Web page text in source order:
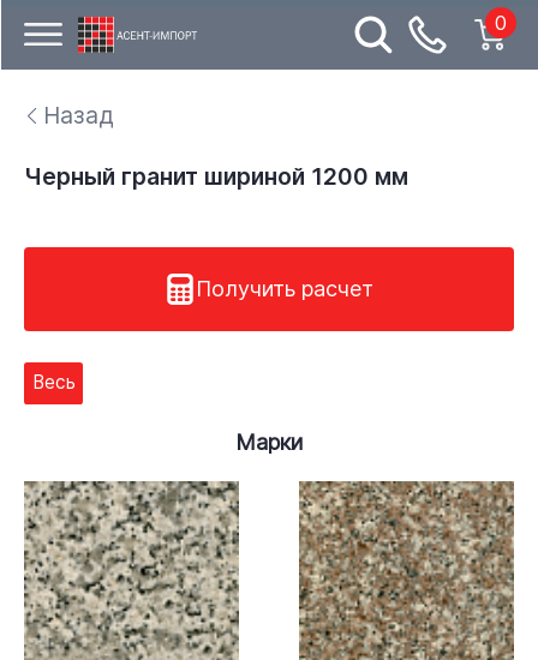
0
Назад
Черный гранит шириной 1200 мм
Получить расчет
Весь
Марки